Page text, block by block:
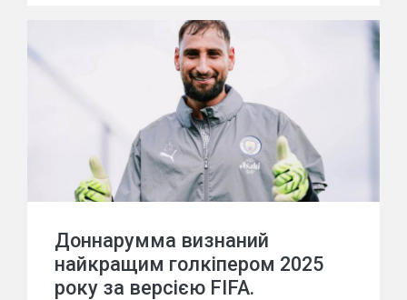
Доннарумма визнаний
найкращим голкіпером 2025
року за версією FIFA.